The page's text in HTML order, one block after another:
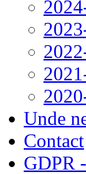
Unde
Contact
GDPR